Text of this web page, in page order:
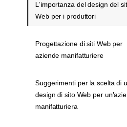
L'importanza del design del
Web per i produttori
Progettazione di siti Web per
aziende manifatturiere
Suggerimenti per la scelta di
design di sito Web per
manifatturiera